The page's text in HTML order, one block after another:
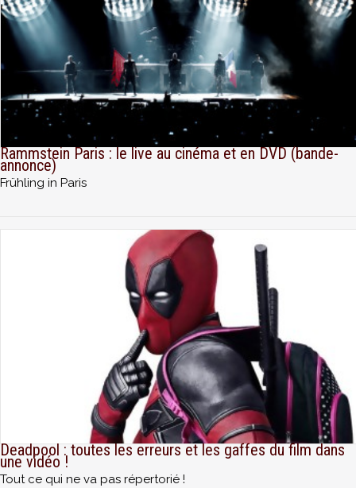
Rammstein Paris : le live au cinéma et en DVD (bande-
annonce)
Frühling in Paris
Deadpool : toutes les erreurs et les gaffes du film dans
une vidéo !
Tout ce qui ne va pas répertorié !